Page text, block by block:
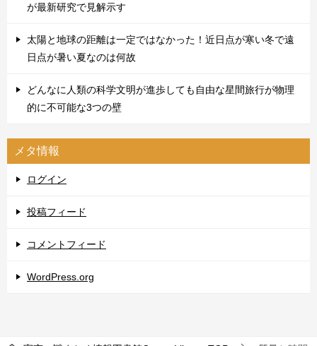
が最新研究で見解示す
太陽と地球の距離は一定ではなかった！近日点が寒い冬で遠
日点が暑い夏なのは何故
どんなに人類の科学文明が進歩しても自由な星間旅行が物理
的に不可能な3つの壁
メタ情報
ログイン
投稿フィード
コメントフィード
WordPress.org